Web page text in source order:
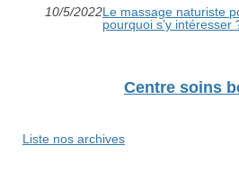
10/5/2022Le massage naturiste
pourquoi s’y intéresser
Centre soins
Liste nos archives